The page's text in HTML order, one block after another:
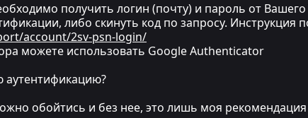
получить логин (почту) и пароль от
либо скинуть код по запросу. Инструкция
account/2sv-psn-login/
можете использовать Google Authenticator
аутентификацию?
обойтись и без нее, это лишь моя рекомендация